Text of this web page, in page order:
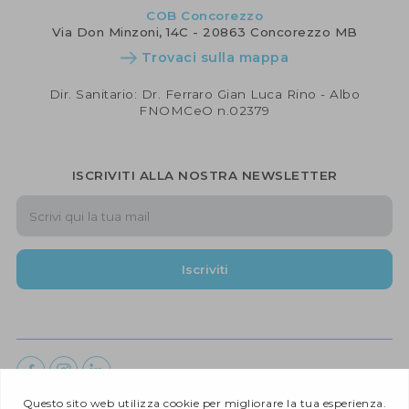
COB Concorezzo
Via Don Minzoni, 14C - 20863 Concorezzo MB
Trovaci sulla mappa
Dir. Sanitario: Dr. Ferraro Gian Luca Rino - Albo
FNOMCeO n.02379
ISCRIVITI ALLA NOSTRA NEWSLETTER
Iscriviti
COB Medicina e Salute © 2026 | Developed by CodeByte Srl.| All